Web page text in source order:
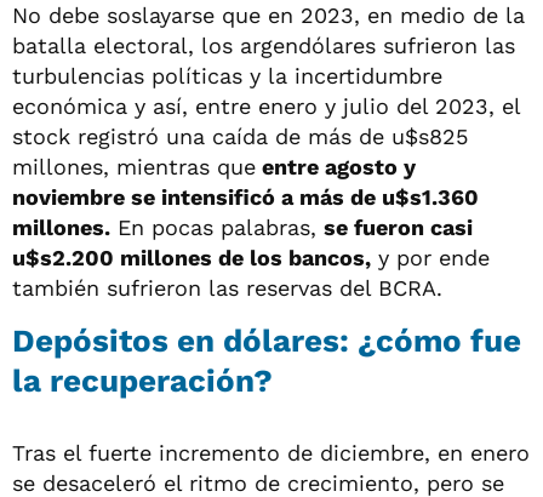
No debe soslayarse que en 2023, en medio de la
batalla electoral, los argendólares sufrieron las
turbulencias políticas y la incertidumbre
económica y así, entre enero y julio del 2023, el
stock registró una caída de más de u$s825
millones, mientras que entre agosto y
noviembre se intensificó a más de u$s1.360
millones. En pocas palabras, se fueron casi
u$s2.200 millones de los bancos, y por ende
también sufrieron las reservas del BCRA.
Depósitos en dólares: ¿cómo fue
la recuperación?
Tras el fuerte incremento de diciembre, en enero
se desaceleró el ritmo de crecimiento, pero se